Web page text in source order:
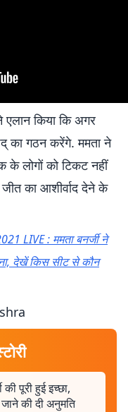
एलान किया कि अगर
का गठन करेंगे. ममता ने
के लोगों को टिकट नहीं
जीत का आशीर्वाद देने के
LIVE : ममता बनर्जी ने
देखें किस सीट से कौन
पूरी हुई इच्छा,
की दी अनुमति